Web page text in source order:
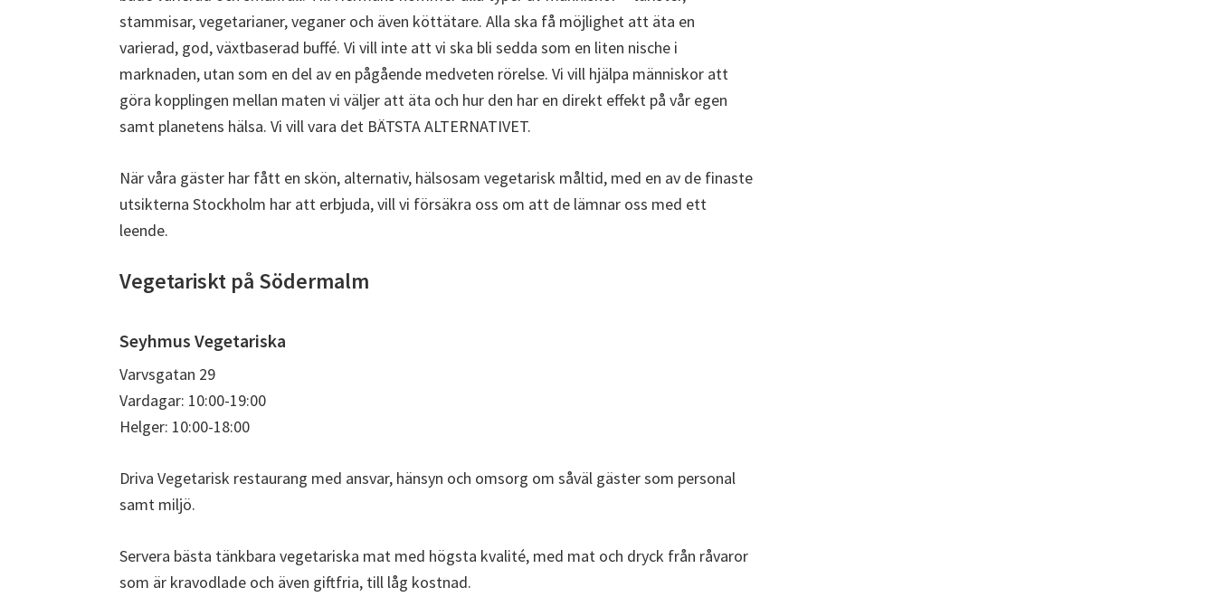
stammisar, vegetarianer, veganer och även köttätare. Alla ska få möjlighet att äta en
varierad, god, växtbaserad buffé. Vi vill inte att vi ska bli sedda som en liten nische i
marknaden, utan som en del av en pågående medveten rörelse. Vi vill hjälpa människor att
göra kopplingen mellan maten vi väljer att äta och hur den har en direkt effekt på vår egen
samt planetens hälsa. Vi vill vara det BÄTSTA ALTERNATIVET.
När våra gäster har fått en skön, alternativ, hälsosam vegetarisk måltid, med en av de finaste
utsikterna Stockholm har att erbjuda, vill vi försäkra oss om att de lämnar oss med ett
leende.
Vegetariskt på Södermalm
Seyhmus Vegetariska
Varvsgatan 29
Vardagar: 10:00-19:00
Helger: 10:00-18:00
Driva Vegetarisk restaurang med ansvar, hänsyn och omsorg om såväl gäster som personal
samt miljö.
Servera bästa tänkbara vegetariska mat med högsta kvalité, med mat och dryck från råvaror
som är kravodlade och även giftfria, till låg kostnad.